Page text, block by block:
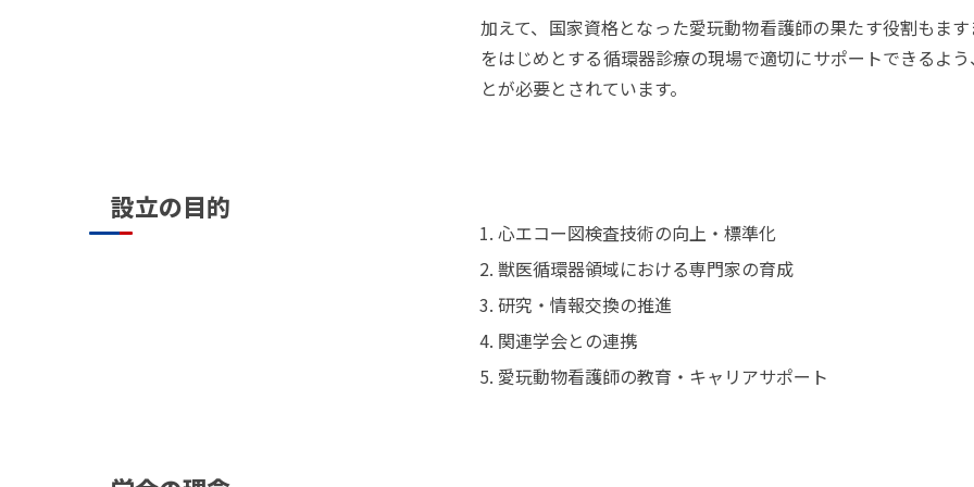
加えて、国家資格となった愛玩動物看護師の果たす役割もま
をはじめとする循環器診療の現場で適切にサポートできるよ
とが必要とされています。
設立の目的
心エコー図検査技術の向上・標準化
獣医循環器領域における専門家の育成
研究・情報交換の推進
関連学会との連携
愛玩動物看護師の教育・キャリアサポート